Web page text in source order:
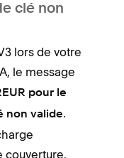
clé non
lors de votre
le message
pour le
non valide.
couverture.